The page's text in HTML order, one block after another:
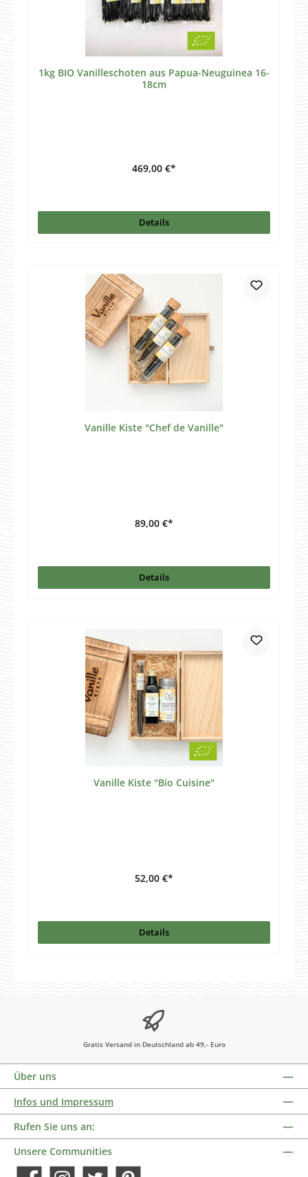
1kg BIO Vanilleschoten aus Papua-Neuguinea 16-
18cm
469,00 €*
Details
Vanille Kiste "Chef de Vanille"
89,00 €*
Details
Vanille Kiste "Bio Cuisine"
52,00 €*
Details
Gratis Versand in Deutschland ab 49,- Euro
Über uns
Infos und Impressum
Rufen Sie uns an:
Unsere Communities